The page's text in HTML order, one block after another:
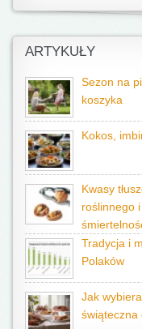
ARTYKUŁY
Sezon na
koszyka
Kokos,
Kwasy
roślinnego
Tradycja i
Polaków
Jak
świąteczna